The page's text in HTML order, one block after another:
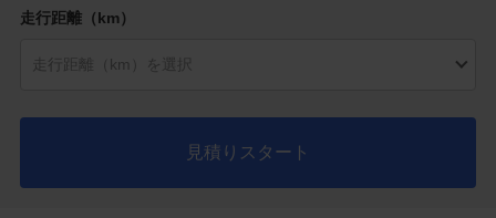
走行距離（km）
見積りスタート